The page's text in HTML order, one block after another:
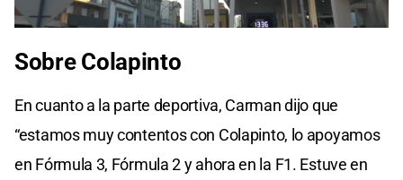
of
Sobre Colapinto
En cuanto a la parte deportiva, Carman dijo que
“estamos muy contentos con Colapinto, lo apoyamos
en Fórmula 3, Fórmula 2 y ahora en la F1. Estuve en